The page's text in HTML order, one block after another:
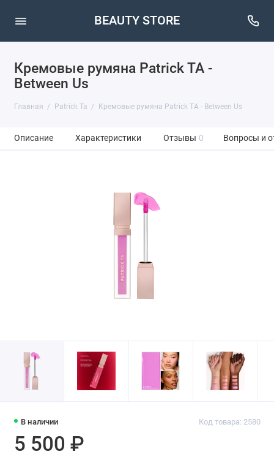
BEAUTY STORE
Кремовые румяна Patrick TA -
Between Us
Главная Patrick Ta Кремовые румяна Patrick TA - Between Us
Описание Характеристики Отзывы 0 Вопросы и
В наличии Код товара: 2580
5 500 ₽